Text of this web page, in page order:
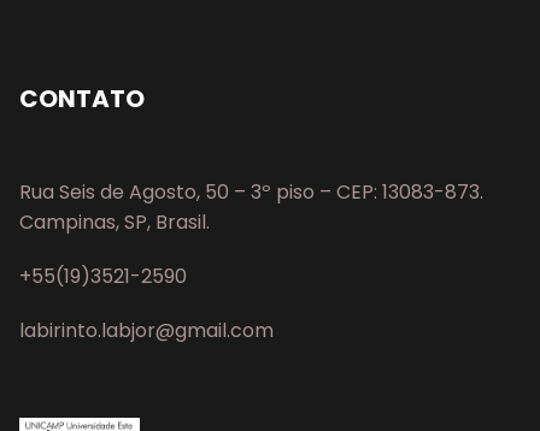
CONTATO
Rua Seis de Agosto, 50 – 3º piso – CEP: 13083-873.
Campinas, SP, Brasil.
+55(19)3521-2590
labirinto.labjor@gmail.com